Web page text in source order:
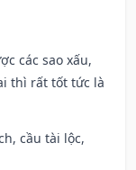
các sao xấu,
thì rất tốt tức là
cầu tài lộc,